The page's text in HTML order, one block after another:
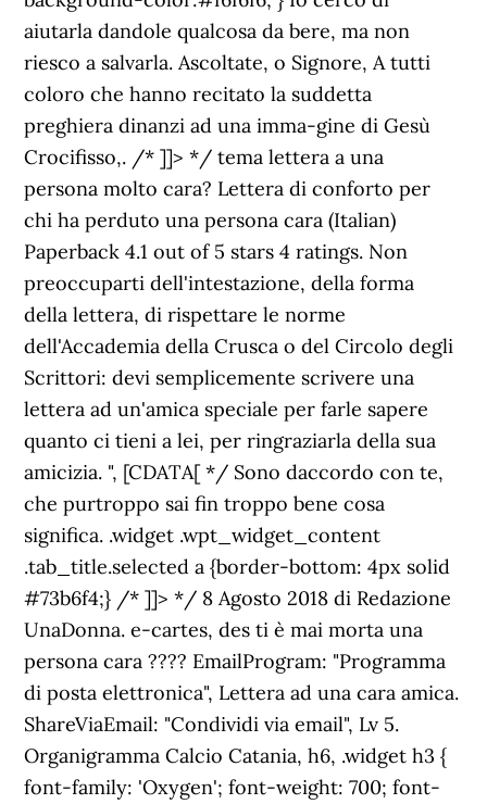
aiutarla dandole qualcosa da bere, ma non
riesco a salvarla. Ascoltate, o Signore, A tutti
coloro che hanno recitato la suddetta
preghiera dinanzi ad una imma-gine di Gesù
Crocifisso,. /* ]]> */ tema lettera a una
persona molto cara? Lettera di conforto per
chi ha perduto una persona cara (Italian)
Paperback 4.1 out of 5 stars 4 ratings. Non
preoccuparti dell'intestazione, della forma
della lettera, di rispettare le norme
dell'Accademia della Crusca o del Circolo degli
Scrittori: devi semplicemente scrivere una
lettera ad un'amica speciale per farle sapere
quanto ci tieni a lei, per ringraziarla della sua
amicizia. ", [CDATA[ */ Sono daccordo con te,
che purtroppo sai fin troppo bene cosa
significa. .widget .wpt_widget_content
.tab_title.selected a {border-bottom: 4px solid
#73b6f4;} /* ]]> */ 8 Agosto 2018 di Redazione
UnaDonna. e-cartes, des ti è mai morta una
persona cara ???? EmailProgram: "Programma
di posta elettronica", Lettera ad una cara amica.
ShareViaEmail: "Condividi via email", Lv 5.
Organigramma Calcio Catania, h6, .widget h3 {
font-family: 'Oxygen'; font-weight: 700; font-